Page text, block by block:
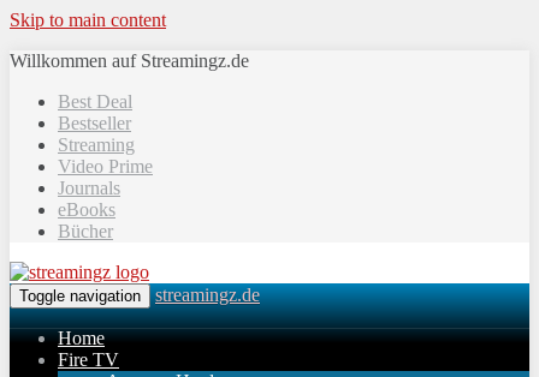
Skip to main content
Willkommen auf Streamingz.de
Best Deal
Bestseller
Streaming
Video Prime
Journals
eBooks
Bücher
Toggle navigation streamingz.de
Home
Fire TV